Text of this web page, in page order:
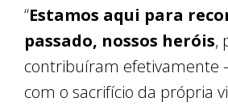
“Estamos aqui para
passado, nossos heróis,
contribuíram efetivamente
com o sacrifício da própria